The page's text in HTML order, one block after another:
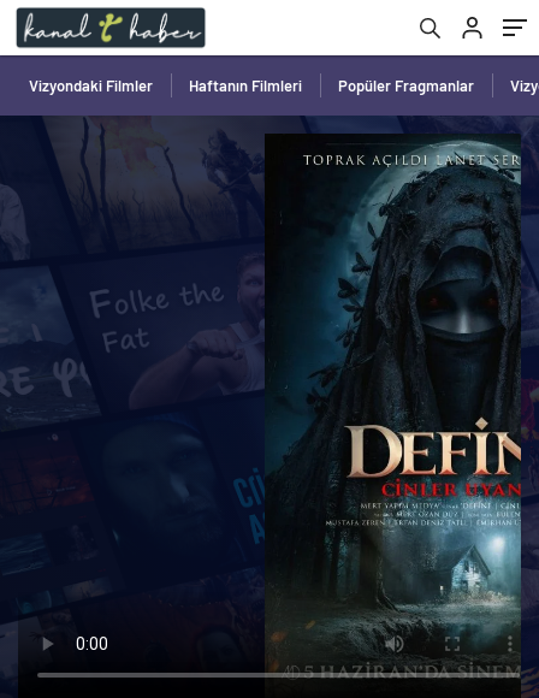
Vizyondaki Filmler Haftanın Filmleri Popüler Fragmanlar